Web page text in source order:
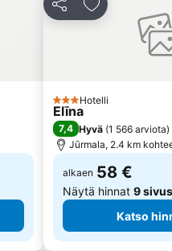
Ziemeļu rajons
Royal Casino
Jaa Lisää
3 Tähtiluokitus
Hotelli
Elīna
7,4 Hyvä (1 566 arviota)
Jūrmala, 2.4 km
alkaen 58 €
Näytä hinnat 9
Katso